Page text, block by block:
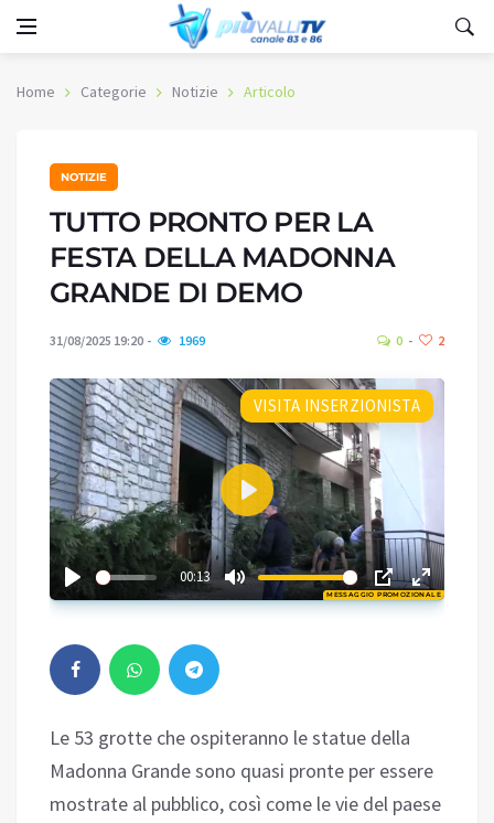
Home Categorie Notizie Articolo
NOTIZIE
TUTTO PRONTO PER LA
FESTA DELLA MADONNA
GRANDE DI DEMO
31/08/2025 19:20 1969 0 2
MESSAGGIO PROMOZIONALE
VISITA INSERZIONISTA
00:13
Play
03:36
Le 53 grotte che ospiteranno le statue della
Madonna Grande sono quasi pronte per essere
mostrate al pubblico, così come le vie del paese